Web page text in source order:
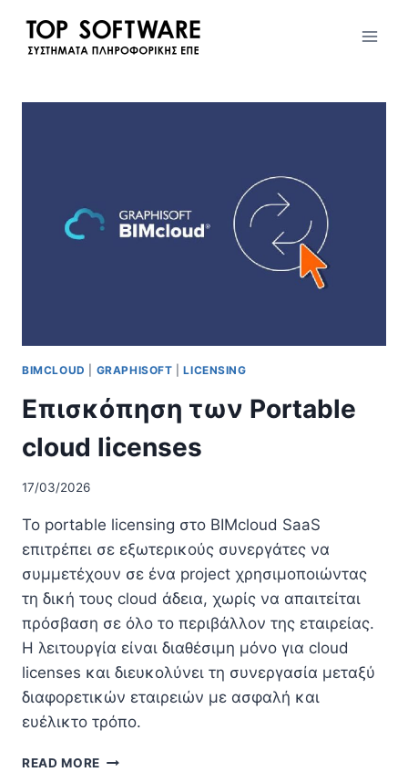
content
BIMCLOUD GRAPHISOFT |LICENSING
Επισκόπηση των Portable
cloud licenses
17/03/2026
Το portable licensing στο BIMcloud SaaS
επιτρέπει σε εξωτερικούς συνεργάτες να
συμμετέχουν σε ένα project χρησιμοποιώντας
τη δική τους cloud άδεια, χωρίς να απαιτείται
πρόσβαση σε όλο το περιβάλλον της εταιρείας.
Η λειτουργία είναι διαθέσιμη μόνο για cloud
licenses και διευκολύνει τη συνεργασία μεταξύ
διαφορετικών εταιρειών με ασφαλή και
ευέλικτο τρόπο.
READ MORE ΕΠΙΣΚΌΠΗΣΗ